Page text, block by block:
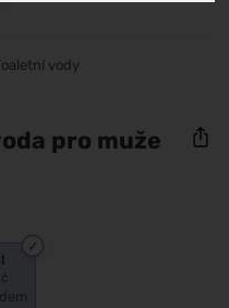
vody
pro muže